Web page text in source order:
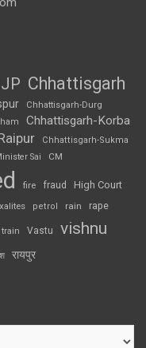
Chhattisgarh
Chhattisgarh-Durg
Chhattisgarh-Korba
Chhattisgarh-Sukma
Sai CM
fire fraud High Court
petrol rain rape
train Vastu vishnu
रायपुर